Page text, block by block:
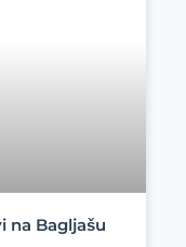
na Bagljašu